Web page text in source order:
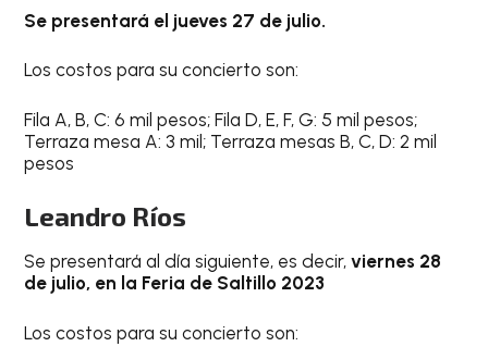
Se presentará el jueves 27 de julio.
Los costos para su concierto son:
Fila A, B, C: 6 mil pesos; Fila D, E, F, G: 5 mil pesos;
Terraza mesa A: 3 mil; Terraza mesas B, C, D: 2 mil
pesos
Leandro Ríos
Se presentará al día siguiente, es decir,viernes 28
de julio, en la Feria de Saltillo 2023
Los costos para su concierto son: